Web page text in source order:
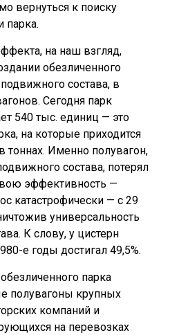
вернуться к поиску
парка.
на наш взгляд,
обезличенного
состава, в
Сегодня парк
540 тыс. единиц — это
на которые приходится
тоннах. Именно полувагон,
состава, потерял
эффективность —
катастрофически — с 29
универсальность
К слову, у цистерн
е годы достигал 49,5%.
парка
полувагоны крупных
компаний и
на перевозках